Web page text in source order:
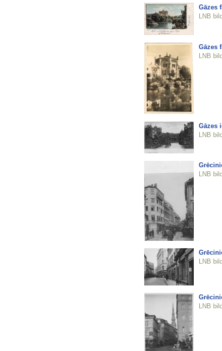
Gāzes
LNB
Gāzes
LNB
Gāzes
LNB
LNB
LNB
LNB